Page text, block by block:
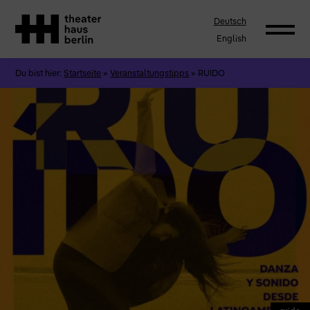
Deutsch
English
Du bist hier: Startseite »Veranstaltungstipps » RUIDO